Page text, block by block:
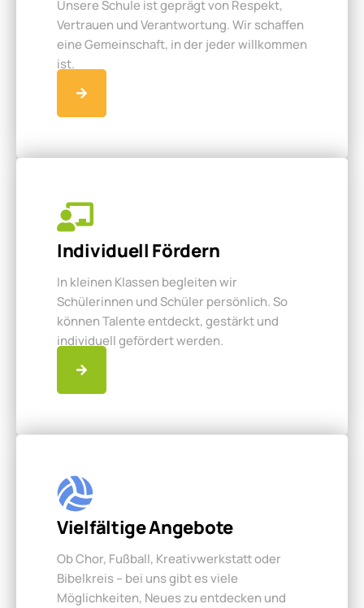
Unsere Schule ist geprägt von Respekt,
Vertrauen und Verantwortung. Wir schaffen
eine Gemeinschaft, in der jeder willkommen
ist.
Individuell Fördern
In kleinen Klassen begleiten wir
Schülerinnen und Schüler persönlich. So
können Talente entdeckt, gestärkt und
individuell gefördert werden.
Vielfältige Angebote
Ob Chor, Fußball, Kreativwerkstatt oder
Bibelkreis – bei uns gibt es viele
Möglichkeiten, Neues zu entdecken und